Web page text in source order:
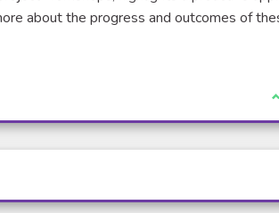
about the progress and outcomes of